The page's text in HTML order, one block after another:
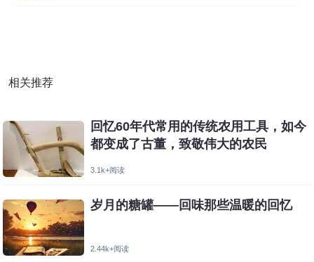
相关推荐
回忆60年代常用的传统农用工具，如今
都变成了古董，致敬伟大的农民
3.1k+阅读
岁月的糖罐——回味那些温暖的回忆
2.44k+阅读